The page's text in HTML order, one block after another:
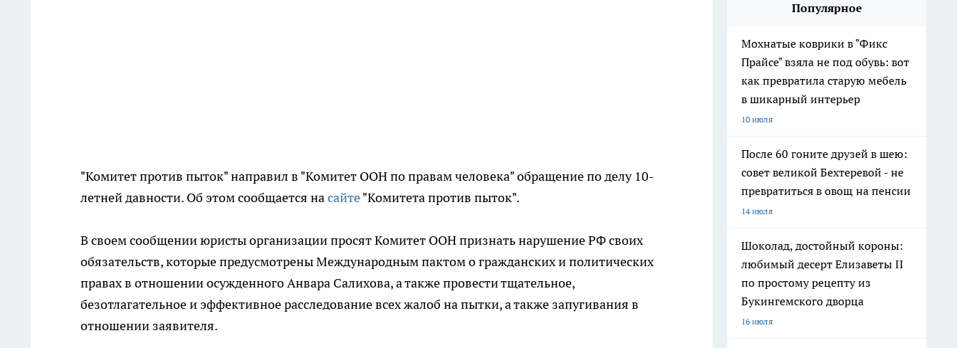
"Комитет против пыток" направил в "Комитет ООН по правам человека" обращение по делу 10-
летней давности. Об этом сообщается насайте"Комитета против пыток".
В своем сообщении юристы организации просят Комитет ООН признать нарушение РФ своих
обязательств, которые предусмотрены Международным пактом о гражданских и политических
правах в отношении осужденного Анвара Салихова, а также провести тщательное,
безотлагательное и эффективное расследование всех жалоб на пытки, а также запугивания в
отношении заявителя.
Популярное
Мохнатые коврики в "Фикс
Прайсе" взяла не под обувь: вот
как превратила старую мебель
в шикарный интерьер
10 июля
После 60 гоните друзей в шею:
совет великой Бехтеревой - не
превратиться в овощ на пенсии
14 июля
Шоколад, достойный короны:
любимый десерт Елизаветы II
по простому рецепту из
Букингемского дворца
16 июля